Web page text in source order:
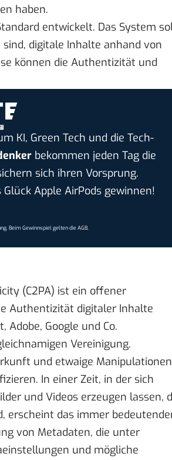
haben.
entwickelt. Das System
digitale Inhalte anhand von
können die Authentizität und
KI, Green Tech und die Tech-
bekommen jeden Tag die
sich ihren Vorsprung.
Apple AirPods gewinnen!
. Beim Gewinnspiel gelten dieAGB.
(C2PA) ist ein offener
Authentizität digitaler Inhalte
, Adobe, Google und Co.
Vereinigung.
und etwaige Manipulationen
In einer Zeit, in der sich
und Videos erzeugen lassen,
erscheint das immer
von Metadaten, die unter
und mögliche